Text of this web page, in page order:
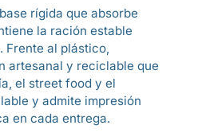
rígida que absorbe
la ración estable
Frente al plástico,
artesanal y reciclable que
el street food y el
y admite impresión
en cada entrega.